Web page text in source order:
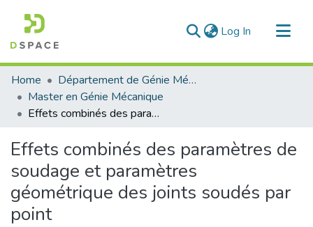
Log In (current)
Communities & Collections
All of DSpace
Statistics
Home
Département de Génie Mécanique
Master en Génie Mécanique
Effets combinés des paramètres de soudage et paramètres géométrique des joints soudés par point
Effets combinés des paramètres de
soudage et paramètres
géométrique des joints soudés par
point